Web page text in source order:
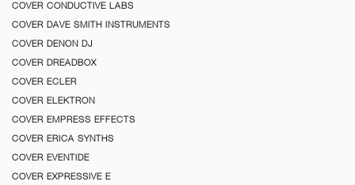
COVER CONDUCTIVE LABS
COVER DAVE SMITH INSTRUMENTS
COVER DENON DJ
COVER DREADBOX
COVER ECLER
COVER ELEKTRON
COVER EMPRESS EFFECTS
COVER ERICA SYNTHS
COVER EVENTIDE
COVER EXPRESSIVE E